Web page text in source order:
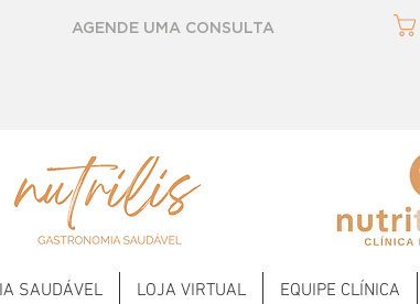
AGENDE UMA CONSULTA
SAUDÁVEL LOJA VIRTUAL EQUIPE CLÍNICA